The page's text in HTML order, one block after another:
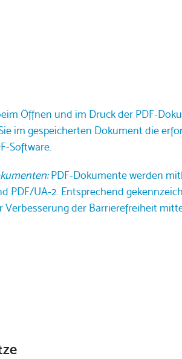
Öffnen und im Druck der PDF-
im gespeicherten Dokument die
Software.
PDF-Dokumente werden
PDF/UA-2. Entsprechend
Verbesserung der Barrierefreiheit